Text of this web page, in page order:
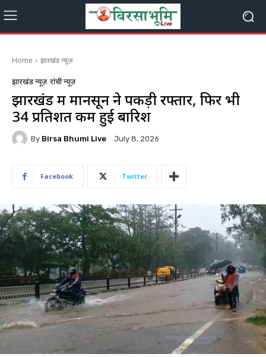
Home झारखंड न्यूज़
झारखंड न्यूज़ रांची न्यूज़
झारखंड में मानसून ने पकड़ी रफ्तार, फिर भी
34 प्रतिशत कम हुई बारिश
By Birsa Bhumi Live July 8, 2026
Facebook Twitter